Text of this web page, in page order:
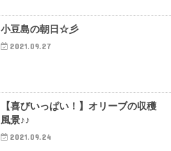
小豆島の朝日☆彡
2021.09.27
【喜びいっぱい！】オリーブの収穫
風景♪♪
2021.09.24